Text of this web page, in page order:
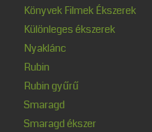
Könyvek Filmek Ékszerek
Különleges ékszerek
Nyaklánc
Rubin
Rubin gyűrű
Smaragd
Smaragd ékszer